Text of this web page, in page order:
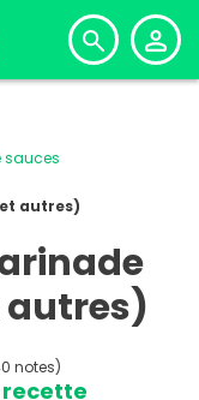
sauces
autres)
autres)
notes)